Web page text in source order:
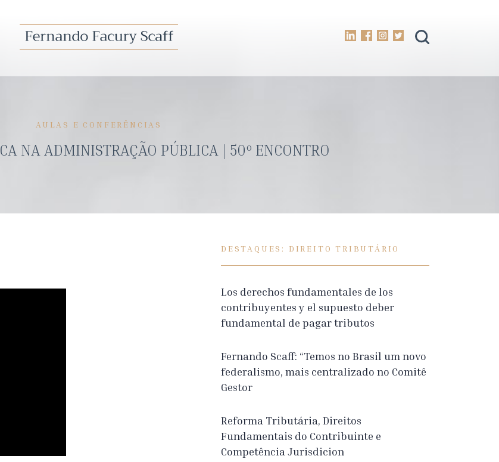
AULAS E CONFERÊNCIAS
NA ADMINISTRAÇÃO PÚBLICA | 50º ENCONTRO
DESTAQUES: DIREITO TRIBUTÁRIO
Los derechos fundamentales de los
contribuyentes y el supuesto deber
fundamental de pagar tributos
Fernando Scaff: “Temos no Brasil um novo
federalismo, mais centralizado no Comitê
Gestor
Reforma Tributária, Direitos
Fundamentais do Contribuinte e
Competência Jurisdicion